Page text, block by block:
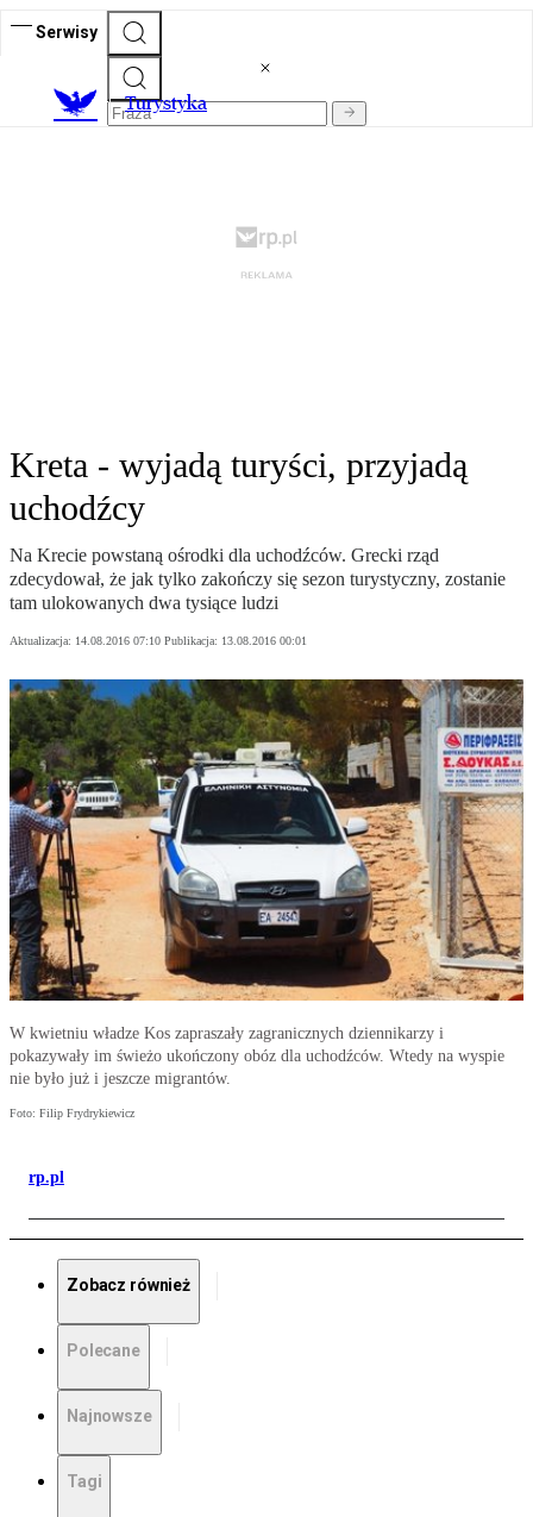
Serwisy
Turystyka
Kreta - wyjadą turyści, przyjadą
uchodźcy
Na Krecie powstaną ośrodki dla uchodźców. Grecki rząd
zdecydował, że jak tylko zakończy się sezon turystyczny, zostanie
tam ulokowanych dwa tysiące ludzi
Aktualizacja: 14.08.2016 07:10 Publikacja: 13.08.2016 00:01
W kwietniu władze Kos zapraszały zagranicznych dziennikarzy i
pokazywały im świeżo ukończony obóz dla uchodźców. Wtedy na wyspie
nie było już i jeszcze migrantów.
Foto: Filip Frydrykiewicz
rp.pl
Zobacz również
Polecane
Najnowsze
Tagi